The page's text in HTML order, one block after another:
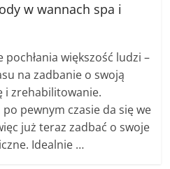
w wannach spa i
większość ludzi –
na zadbanie o swoją
i zrehabilitowanie.
pewnym czasie da się we
już teraz zadbać o swoje
Idealnie …